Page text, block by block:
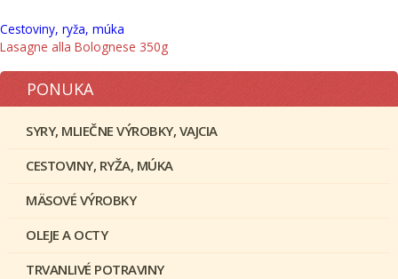
Cestoviny, ryža, múka
Lasagne alla Bolognese 350g
PONUKA
SYRY, MLIEČNE VÝROBKY, VAJCIA
CESTOVINY, RYŽA, MÚKA
MÄSOVÉ VÝROBKY
OLEJE A OCTY
TRVANLIVÉ POTRAVINY